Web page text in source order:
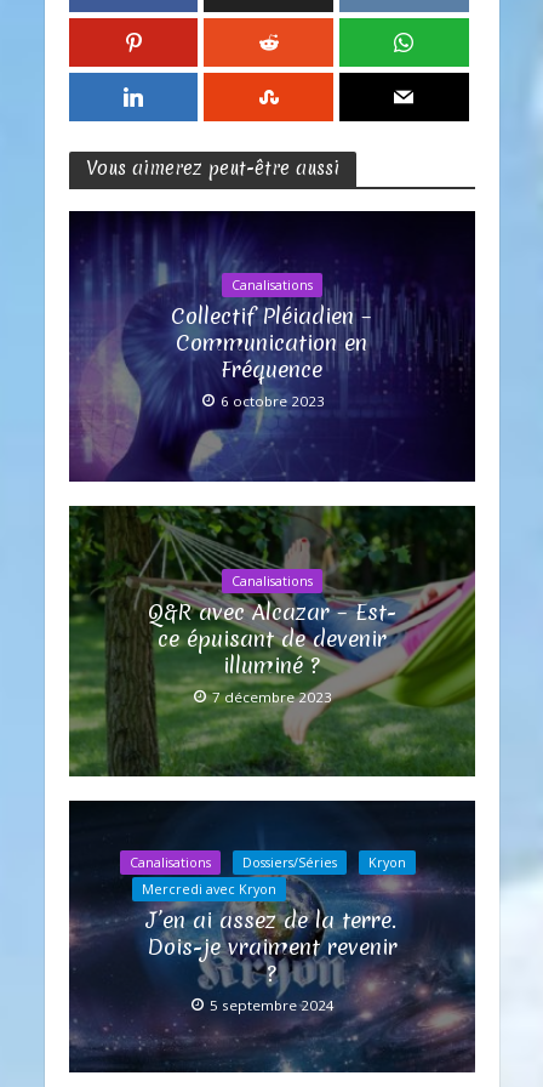
Vous aimerez peut-être aussi
Canalisations
Collectif Pléiadien –
Communication en
Fréquence
6 octobre 2023
Canalisations
Q&R avec Alcazar – Est-
ce épuisant de devenir
illuminé ?
7 décembre 2023
Canalisations Dossiers/Séries
Kryon
Mercredi avec Kryon
J’en ai assez de la terre.
Dois-je vraiment revenir
?
5 septembre 2024